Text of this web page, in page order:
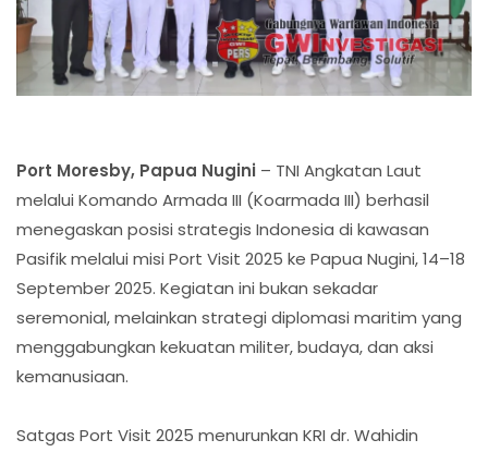
Port Moresby, Papua Nugini – TNI Angkatan Laut
melalui Komando Armada III (Koarmada III) berhasil
menegaskan posisi strategis Indonesia di kawasan
Pasifik melalui misi Port Visit 2025 ke Papua Nugini, 14–18
September 2025. Kegiatan ini bukan sekadar
seremonial, melainkan strategi diplomasi maritim yang
menggabungkan kekuatan militer, budaya, dan aksi
kemanusiaan.
Satgas Port Visit 2025 menurunkan KRI dr. Wahidin